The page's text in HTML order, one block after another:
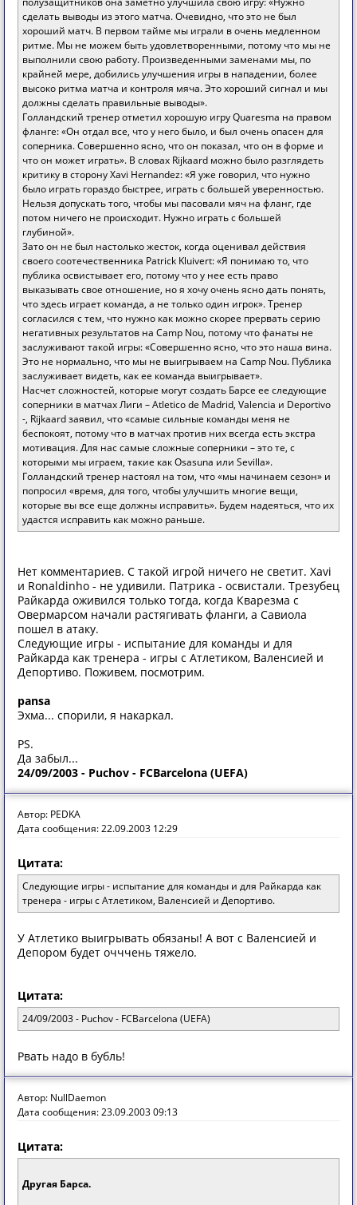
сделать выводы из этого матча. Очевидно, что это не был
хороший матч. В первом тайме мы играли в очень медленном
ритме. Мы не можем быть удовлетворенными, потому что мы не
выполнили свою работу. Произведенными заменами мы, по
крайней мере, добились улучшения игры в нападении, более
высоко ритма матча и контроля мяча. Это хороший сигнал и мы
должны сделать правильные выводы».
Голландский тренер отметил хорошую игру Quaresma на правом
фланге: «Он отдал все, что у него было, и был очень опасен для
соперника. Совершенно ясно, что он показал, что он в форме и
что он может играть». В словах Rijkaard можно было разглядеть
критику в сторону Xavi Hernandez: «Я уже говорил, что нужно
было играть гораздо быстрее, играть с большей уверенностью.
Нельзя допускать того, чтобы мы пасовали мяч на фланг, где
потом ничего не происходит. Нужно играть с большей
глубиной».
Зато он не был настолько жесток, когда оценивал действия
своего соотечественника Patrick Kluivert: «Я понимаю то, что
публика освистывает его, потому что у нее есть право
выказывать свое отношение, но я хочу очень ясно дать понять,
что здесь играет команда, а не только один игрок». Тренер
согласился с тем, что нужно как можно скорее прервать серию
негативных результатов на Camp Nou, потому что фанаты не
заслуживают такой игры: «Совершенно ясно, что это наша вина.
Это не нормально, что мы не выигрываем на Camp Nou. Публика
заслуживает видеть, как ее команда выигрывает».
Насчет сложностей, которые могут создать Барсе ее следующие
соперники в матчах Лиги – Atletico de Madrid, Valencia и Deportivo
-, Rijkaard заявил, что «самые сильные команды меня не
беспокоят, потому что в матчах против них всегда есть экстра
мотивация. Для нас самые сложные соперники – это те, с
которыми мы играем, такие как Osasuna или Sevilla».
Голландский тренер настоял на том, что «мы начинаем сезон» и
попросил «время, для того, чтобы улучшить многие вещи,
которые вы все еще должны исправить». Будем надеяться, что их
удастся исправить как можно раньше.
Нет комментариев. С такой игрой ничего не светит. Xavi
и Ronaldinho - не удивили. Патрика - освистали. Трезубец
Райкарда оживился только тогда, когда Кварезма с
Овермарсом начали растягивать фланги, а Савиола
пошел в атаку.
Следующие игры - испытание для команды и для
Райкарда как тренера - игры с Атлетиком, Валенсией и
Депортиво. Поживем, посмотрим.
pansa
Эхма... спорили, я накаркал.
PS.
Да забыл...
24/09/2003 - Puchov - FCBarcelona (UEFA)
Автор: PEDKA
Дата сообщения: 22.09.2003 12:29
Цитата:
Следующие игры - испытание для команды и для Райкарда как
тренера - игры с Атлетиком, Валенсией и Депортиво.
У Атлетико выигрывать обязаны! А вот с Валенсией и
Депором будет очччень тяжело.
Цитата:
24/09/2003 - Puchov - FCBarcelona (UEFA)
Рвать надо в бубль!
Автор: NullDaemon
Дата сообщения: 23.09.2003 09:13
Цитата:
Другая Барса.